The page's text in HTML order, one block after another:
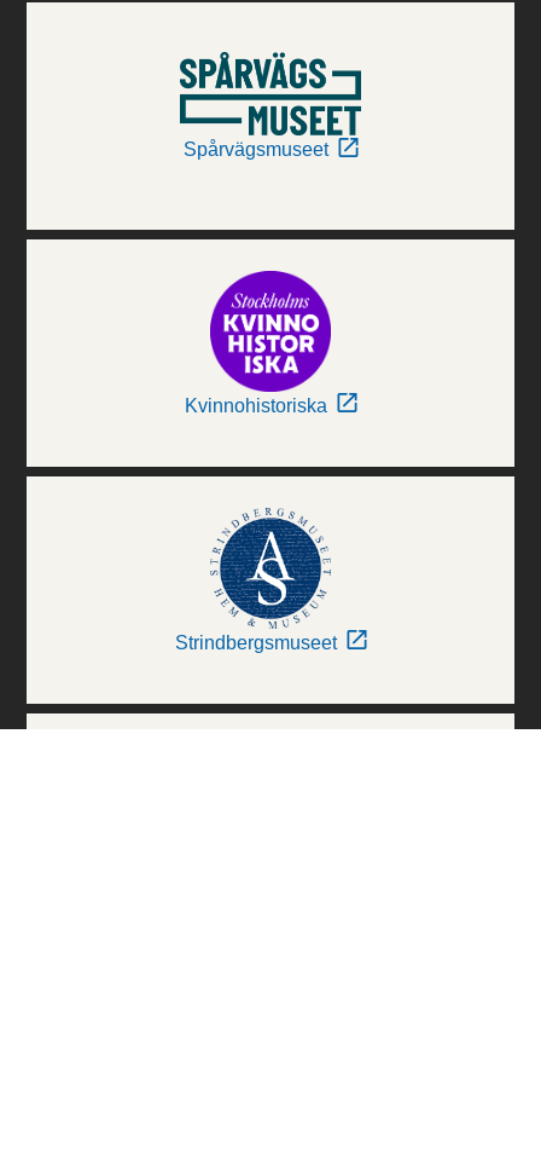
Spårvägsmuseet
Kvinnohistoriska
Strindbergsmuseet